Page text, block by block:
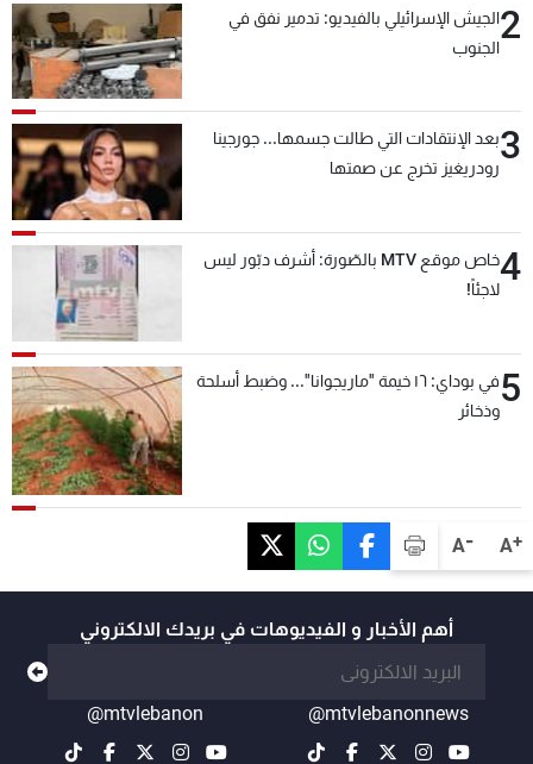
A+
A-
2الجيش الإسرائيلي بالفيديو: تدمير نفق في
الجنوب
3بعد الإنتقادات التي طالت جسمها... جورجينا
رودريغيز تخرج عن صمتها
4
خاص موقع MTV بالصّورة: أشرف دبّور ليس
لاجئاً!
5
في بوداي: ١٦ خيمة "ماريجوانا"... وضبط أسلحة
وذخائر
أهم الأخبار و الفيديوهات في بريدك الالكتروني
@mtvlebanonnews
@mtvlebanon